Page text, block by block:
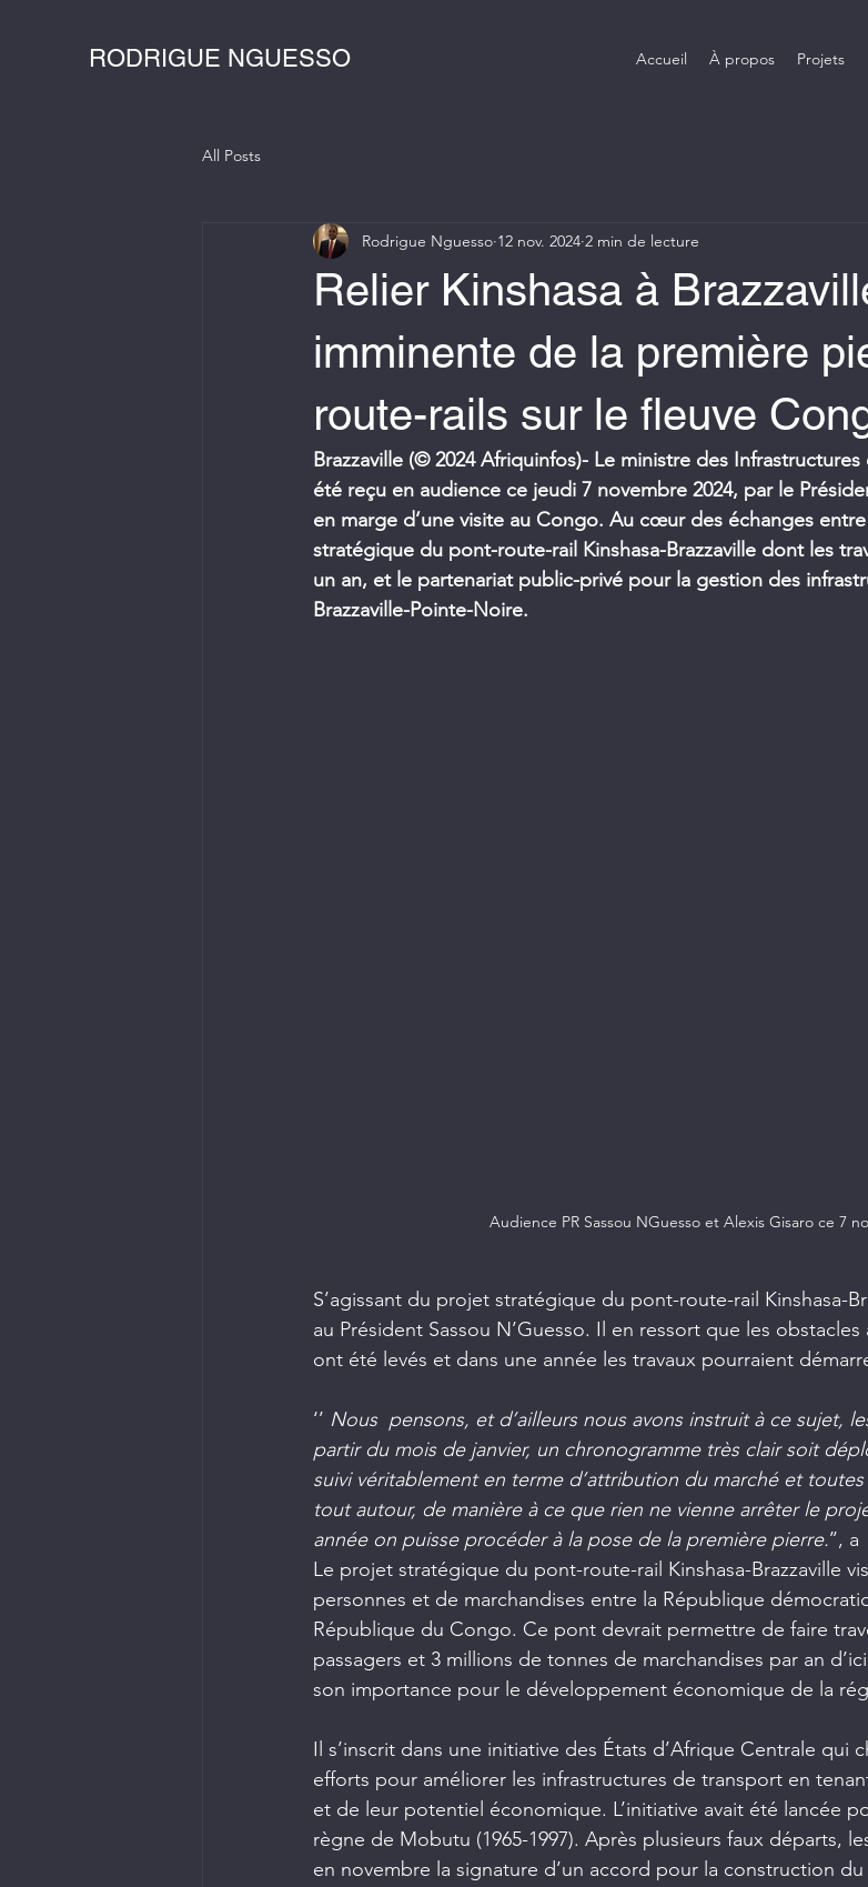
RODRIGUE NGUESSO Accueil À propos Projets
All Posts
Relier Kinshasa à
imminente de la première
route-rails sur le fleuve
Rodrigue Nguesso 12 nov. 2024 2 min de lecture
Brazzaville (© 2024 Afriquinfos)- Le ministre des
été reçu en audience ce jeudi 7 novembre 2024, par le
en marge d’une visite au Congo. Au cœur des échanges
stratégique du pont-route-rail Kinshasa-Brazzaville dont les
un an, et le partenariat public-privé pour la gestion des
Brazzaville-Pointe-Noire.
Audience PR Sassou NGuesso et Alexis Gisaro ce 7
S’agissant du projet stratégique du pont-route-rail Kinshasa-
au Président Sassou N’Guesso. Il en ressort que les
ont été levés et dans une année les travaux pourraient
‘’ Nous  pensons, et d’ailleurs nous avons instruit à ce sujet,
partir du mois de janvier, un chronogramme très clair soit
suivi véritablement en terme d’attribution du marché et
tout autour, de manière à ce que rien ne vienne arrêter le
année on puisse procéder à la pose de la première pierre.’’,
Le projet stratégique du pont-route-rail Kinshasa-Brazzaville
personnes et de marchandises entre la République
République du Congo. Ce pont devrait permettre de faire
passagers et 3 millions de tonnes de marchandises par an
son importance pour le développement économique de la
Il s’inscrit dans une initiative des États d’Afrique Centrale qui
efforts pour améliorer les infrastructures de transport en
et de leur potentiel économique. L’initiative avait été lancée
règne de Mobutu (1965-1997). Après plusieurs faux départs,
en novembre la signature d’un accord pour la construction